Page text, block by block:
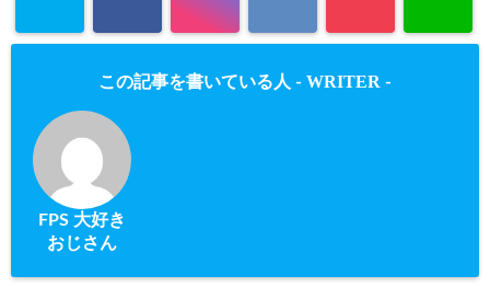
この記事を書いている人 - WRITER -
FPS 大好き
おじさん